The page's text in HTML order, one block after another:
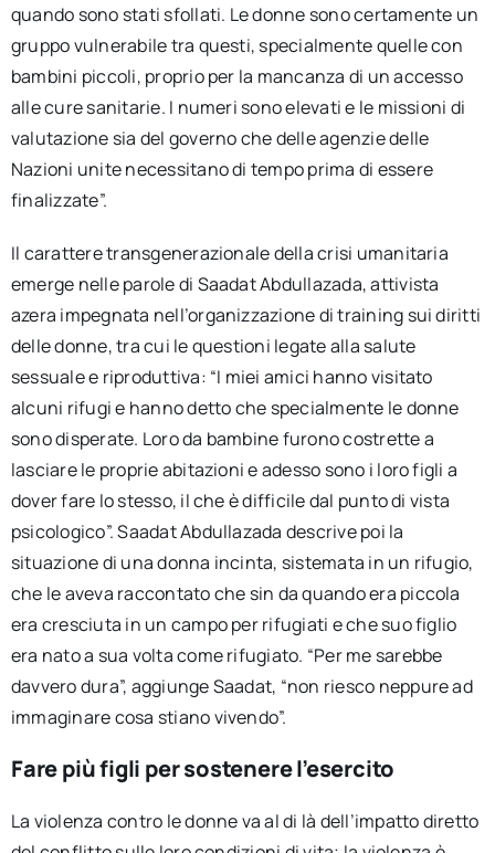
quando sono stati sfollati. Le donne sono certamente un
gruppo vulnerabile tra questi, specialmente quelle con
bambini piccoli, proprio per la mancanza di un accesso
alle cure sanitarie. I numeri sono elevati e le missioni di
valutazione sia del governo che delle agenzie delle
Nazioni unite necessitano di tempo prima di essere
finalizzate”.
Il carattere transgenerazionale della crisi umanitaria
emerge nelle parole di Saadat Abdullazada, attivista
azera impegnata nell’organizzazione di training sui diritti
delle donne, tra cui le questioni legate alla salute
sessuale e riproduttiva: “I miei amici hanno visitato
alcuni rifugi e hanno detto che specialmente le donne
sono disperate. Loro da bambine furono costrette a
lasciare le proprie abitazioni e adesso sono i loro figli a
dover fare lo stesso, il che è difficile dal punto di vista
psicologico”. Saadat Abdullazada descrive poi la
situazione di una donna incinta, sistemata in un rifugio,
che le aveva raccontato che sin da quando era piccola
era cresciuta in un campo per rifugiati e che suo figlio
era nato a sua volta come rifugiato. “Per me sarebbe
davvero dura”, aggiunge Saadat, “non riesco neppure ad
immaginare cosa stiano vivendo”.
Fare più figli per sostenere l’esercito
La violenza contro le donne va al di là dell’impatto diretto